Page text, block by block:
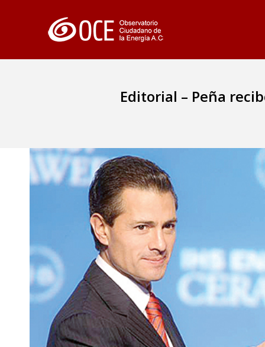
Editorial – Peña